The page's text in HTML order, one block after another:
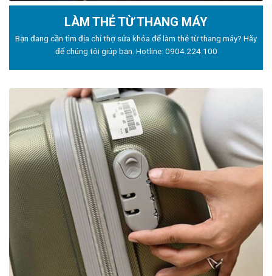
LÀM THẺ TỪ THANG MÁY
Bạn đang cần tìm địa chỉ thợ sửa khóa để làm thẻ từ thang máy? Hãy
để chúng tôi giúp bạn. Hotline: 0904.224.100